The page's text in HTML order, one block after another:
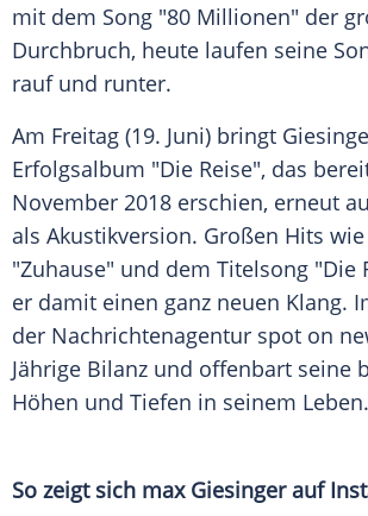
mit dem Song "80 Millionen" der
Durchbruch, heute laufen seine
rauf und runter.
Am Freitag (19. Juni) bringt
Erfolgsalbum "Die Reise", das
November 2018 erschien, erneut
als Akustikversion. Großen Hits
"Zuhause" und dem Titelsong "Die
er damit einen ganz neuen Klang.
der Nachrichtenagentur spot on
Jährige Bilanz und offenbart seine
Höhen und Tiefen in seinem Leben.
So zeigt sich max Giesingerauf